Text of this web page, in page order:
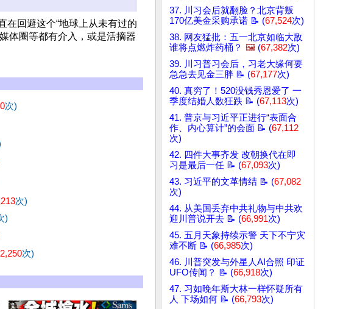
在回避这个“地球上从未有过的
体圈等都有介入，或是活摘器
次)
次)
)
2,250次)
37. 川习会后就翻脸？北京背叛
170亿美金采购承诺 📝 (67,524次)
38. 网友猛批：五一北京如临大敌
谁将点燃炸药桶？ 🖼️ (67,382次)
39. 川习普习会后，习老大缘何要
急急去见金三胖 📝 (67,177次)
40. 真穷了！520没钱秀恩爱了 一
季度结婚人数狂跌 📝 (67,113次)
41. 普京与习近平正进行“表面合
作、内心算计”的会面 📝 (67,112
次)
42. 四件大事齐发 改朝换代在即
习是最后一任 📝 (67,093次)
43. 习近平的文革情结 📝 (67,082
次)
44. 从美国丢弃中共礼物与中共欢
迎川普说开去 📝 (66,991次)
45. 五月天象持续示警 天下不宁灾
难不断 📝 (66,985次)
46. 川普突发与外星人AI合照 印证
UFO传闻？ 📝 (66,918次)
47. 习如晚年斯大林一样怀疑所有
人 下场如何 📝 (66,793次)